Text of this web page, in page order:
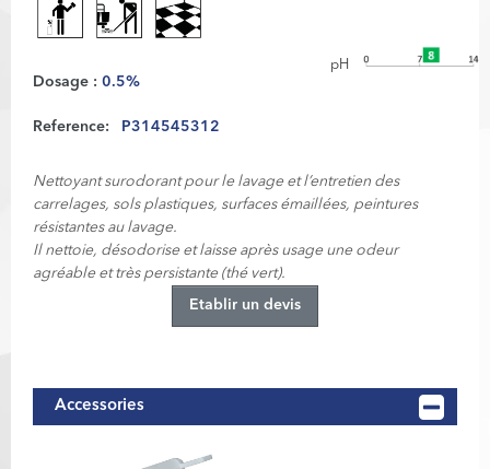
Dosage : 0.5%
pH
Reference: P314545312
Nettoyant surodorant pour le lavage et l’entretien des
carrelages, sols plastiques, surfaces émaillées, peintures
résistantes au lavage.
Il nettoie, désodorise et laisse après usage une odeur
agréable et très persistante (thé vert).
Etablir un devis
Accessories